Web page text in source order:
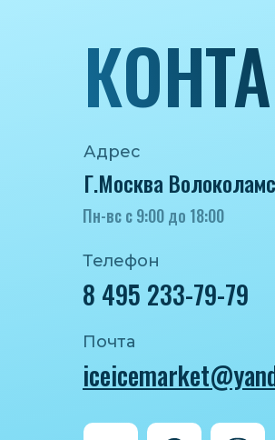
Адрес
Г.Москва
Пн-вс с 9:00 до 18:00
Телефон
8 495 233-79-79
Почта